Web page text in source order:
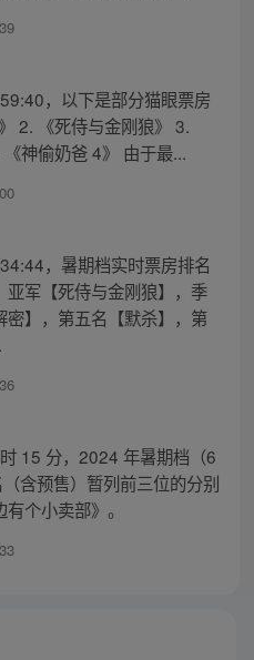
，以下是部分猫眼票房
2. 《死侍与金刚狼》 3.
神偷奶爸 4》 由于最...
，暑期档实时票房排名
军【死侍与金刚狼】，季
】，第五名【默杀】，第
15 分，2024 年暑期档（6
含预售）暂列前三位的分别
个小卖部》。